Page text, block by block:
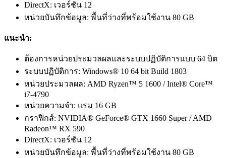
DirectX: เวอร์ชัน 12
หน่วยบันทึกข้อมูล: พื้นที่ว่างที่พร้อมใช้งาน 80 GB
แนะนำ:
ต้องการหน่วยประมวลผลและระบบปฏิบัติการแบบ 64 บิต
ระบบปฏิบัติการ: Windows® 10 64 bit Build 1803
หน่วยประมวลผล: AMD Ryzen™ 5 1600 / Intel® Core™
i7-4790
หน่วยความจำ: แรม 16 GB
กราฟิกส์: NVIDIA® GeForce® GTX 1660 Super / AMD
Radeon™ RX 590
DirectX: เวอร์ชัน 12
หน่วยบันทึกข้อมูล: พื้นที่ว่างที่พร้อมใช้งาน 80 GB